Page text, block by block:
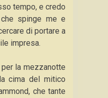
tempo, e credo
spinge me e
di portare a
impresa.
la mezzanotte
cima del mitico
che tante